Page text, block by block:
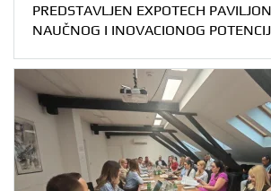
PREDSTAVLJEN EXPOTECH
NAUČNOG I INOVACIONOG